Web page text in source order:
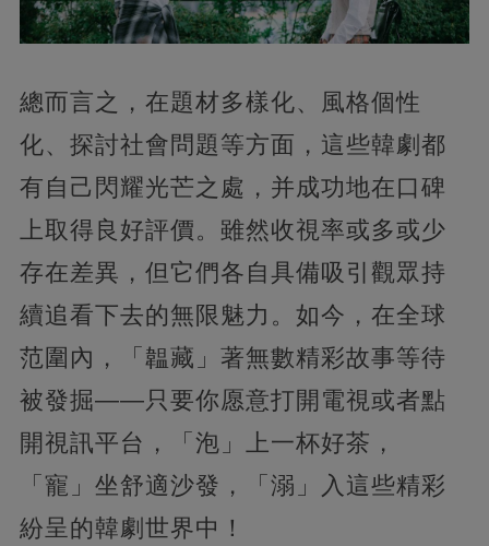
總而言之，在題材多樣化、風格個性
化、探討社會問題等方面，這些韓劇都
有自己閃耀光芒之處，并成功地在口碑
上取得良好評價。雖然收視率或多或少
存在差異，但它們各自具備吸引觀眾持
續追看下去的無限魅力。如今，在全球
范圍內，「韞藏」著無數精彩故事等待
被發掘——只要你愿意打開電視或者點
開視訊平台，「泡」上一杯好茶，
「寵」坐舒適沙發，「溺」入這些精彩
紛呈的韓劇世界中！